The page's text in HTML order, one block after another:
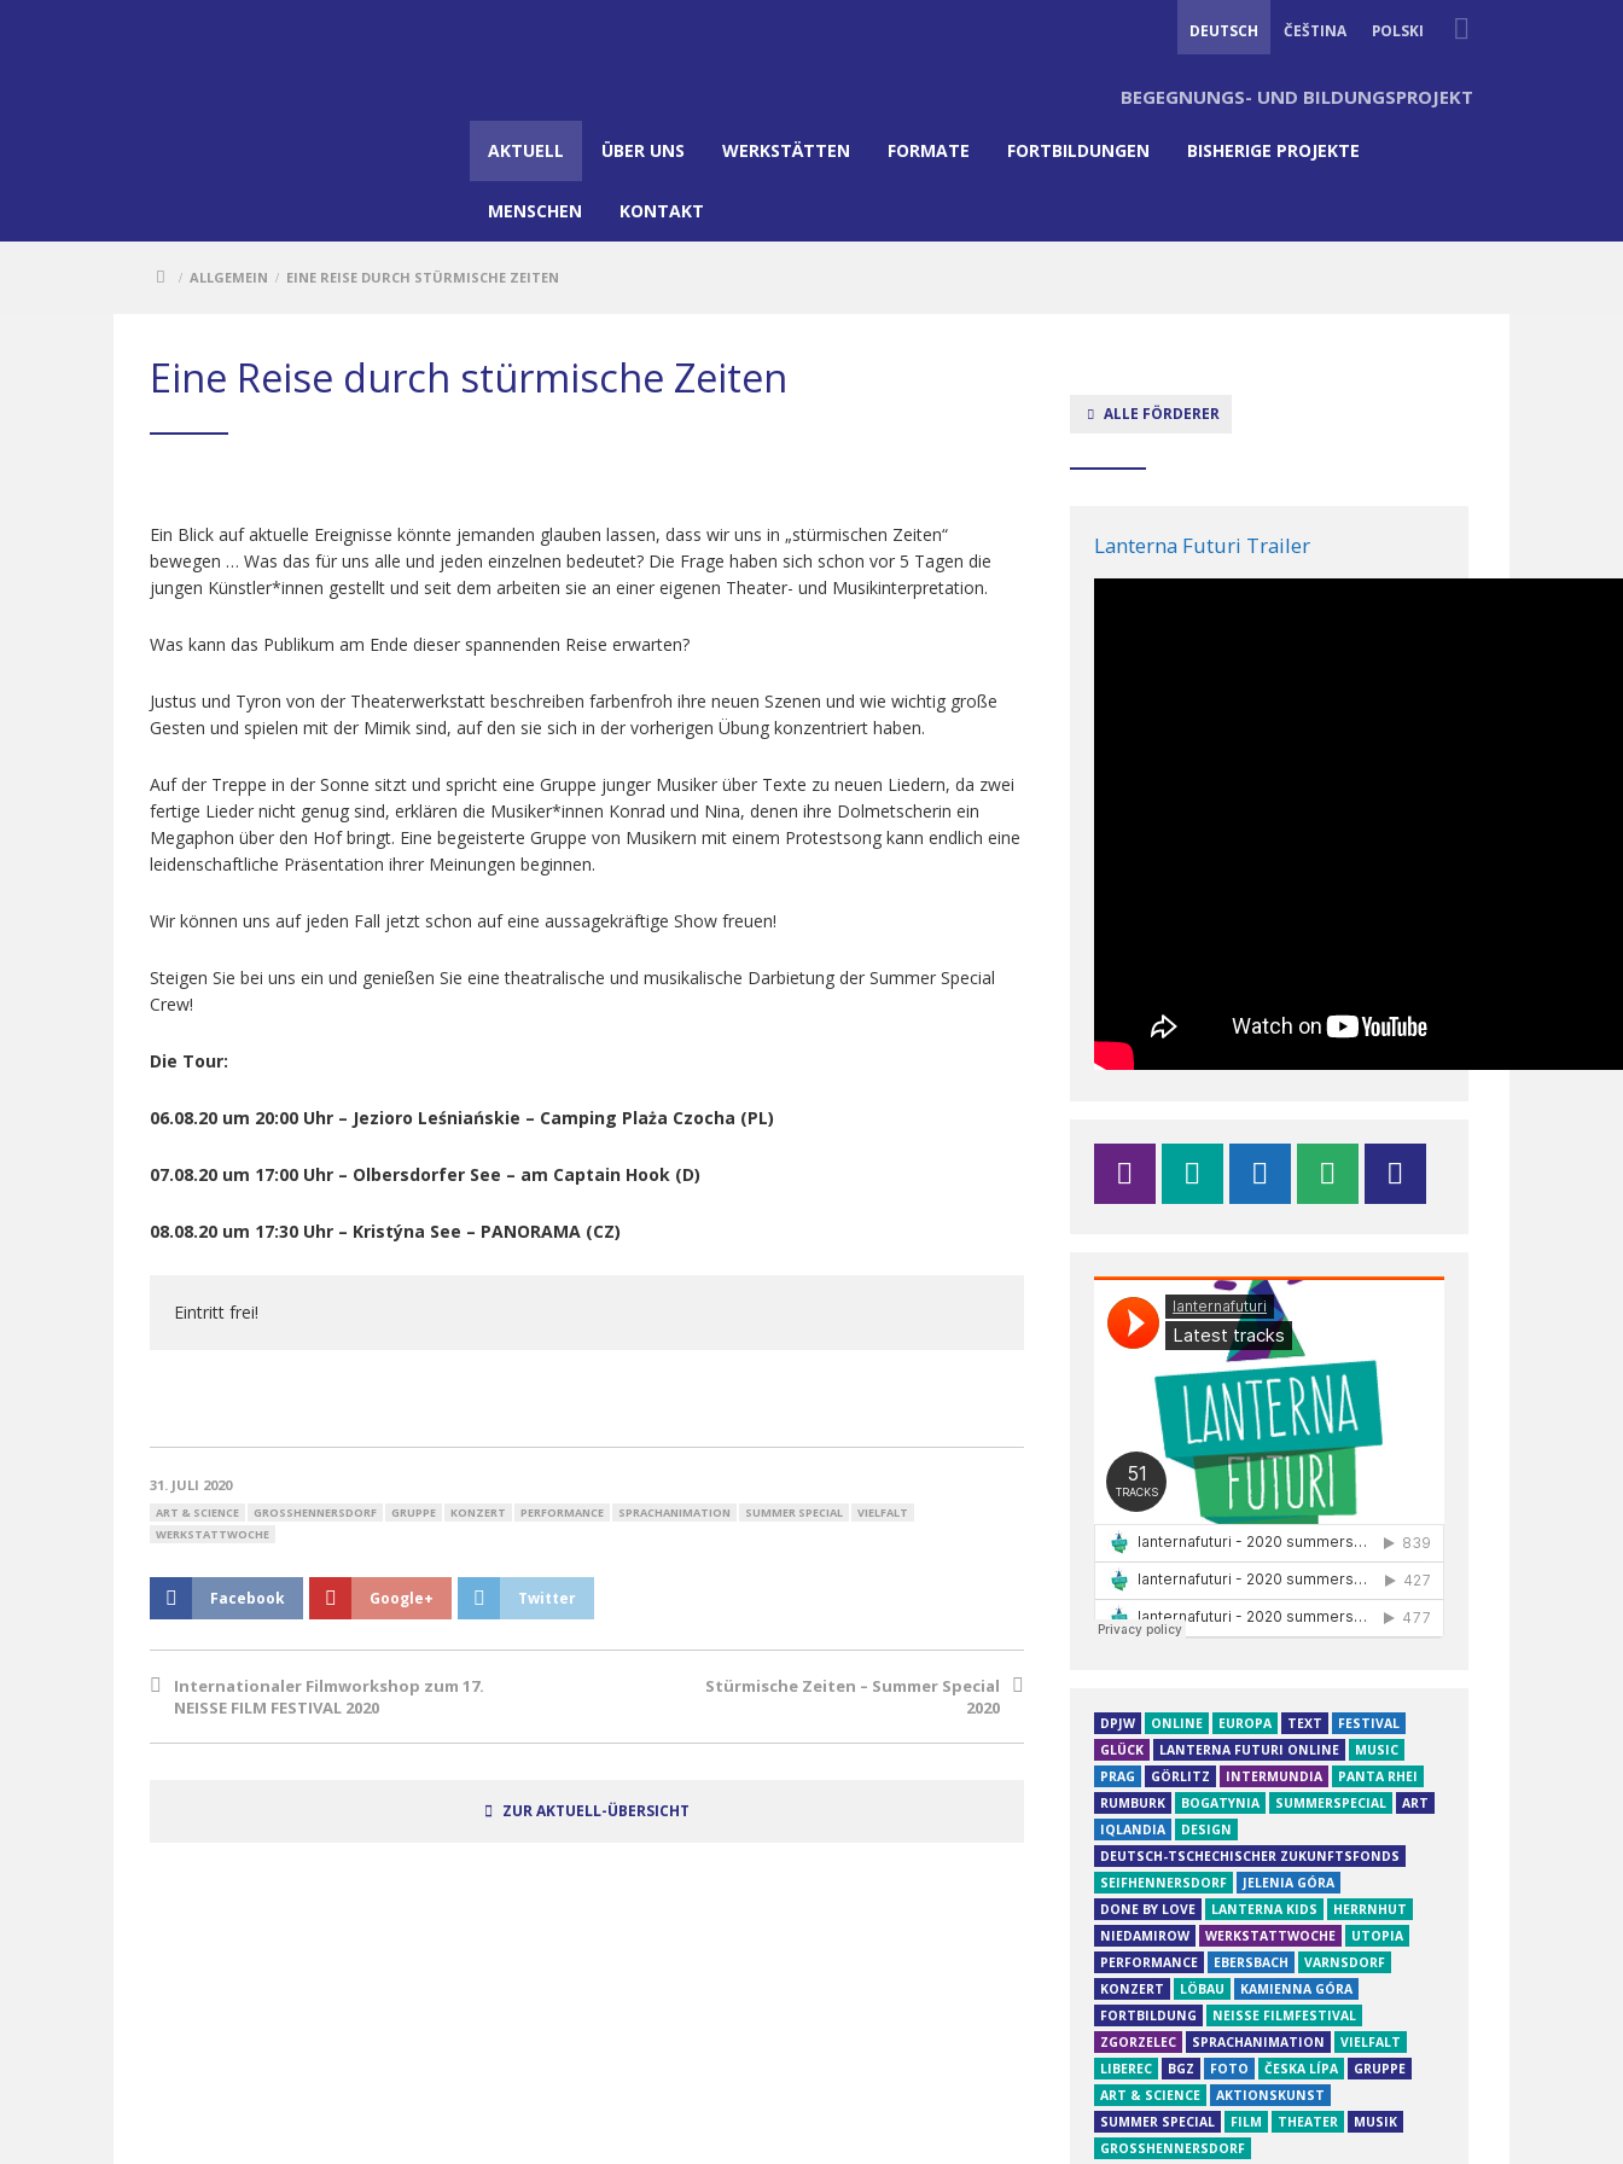
DEUTSCH ČEŠTINA POLSKI
BEGEGNUNGS- UND BILDUNGSPROJEKT
AKTUELL ÜBER UNS WERKSTÄTTEN FORMATE FORTBILDUNGEN BISHERIGE PROJEKTE
MENSCHEN KONTAKT
/ ALLGEMEIN / EINE REISE DURCH STÜRMISCHE ZEITEN
Eine Reise durch stürmische Zeiten
Ein Blick auf aktuelle Ereignisse könnte jemanden glauben lassen, dass wir uns in „stürmischen Zeiten“
bewegen … Was das für uns alle und jeden einzelnen bedeutet? Die Frage haben sich schon vor 5 Tagen die
jungen Künstler*innen gestellt und seit dem arbeiten sie an einer eigenen Theater- und Musikinterpretation.
Was kann das Publikum am Ende dieser spannenden Reise erwarten?
Justus und Tyron von der Theaterwerkstatt beschreiben farbenfroh ihre neuen Szenen und wie wichtig große
Gesten und spielen mit der Mimik sind, auf den sie sich in der vorherigen Übung konzentriert haben.
Auf der Treppe in der Sonne sitzt und spricht eine Gruppe junger Musiker über Texte zu neuen Liedern, da zwei
fertige Lieder nicht genug sind, erklären die Musiker*innen Konrad und Nina, denen ihre Dolmetscherin ein
Megaphon über den Hof bringt. Eine begeisterte Gruppe von Musikern mit einem Protestsong kann endlich eine
leidenschaftliche Präsentation ihrer Meinungen beginnen.
Wir können uns auf jeden Fall jetzt schon auf eine aussagekräftige Show freuen!
Steigen Sie bei uns ein und genießen Sie eine theatralische und musikalische Darbietung der Summer Special
Crew!
Die Tour:
06.08.20 um 20:00 Uhr – Jezioro Leśniańskie – Camping Plaża Czocha (PL)
07.08.20 um 17:00 Uhr – Olbersdorfer See – am Captain Hook (D)
08.08.20 um 17:30 Uhr – Kristýna See – PANORAMA (CZ)
Eintritt frei!
31. JULI 2020
ART & SCIENCE GROSSHENNERSDORF GRUPPE KONZERT PERFORMANCE SPRACHANIMATION SUMMER SPECIAL
VIELFALT
WERKSTATTWOCHE
Facebook Google+ Twitter
Internationaler Filmworkshop zum 17.
NEISSE FILM FESTIVAL 2020
Stürmische Zeiten – Summer Special
2020
ZUR AKTUELL-ÜBERSICHT
ALLE FÖRDERER
Lanterna Futuri Trailer
DPJW ONLINE EUROPA TEXT
FESTIVAL
GLÜCK
LANTERNA FUTURI ONLINE
MUSIC
PRAG
GÖRLITZ INTERMUNDIA
PANTA RHEI
RUMBURK
BOGATYNIA SUMMERSPECIAL
ART
IQLANDIA
DESIGN
DEUTSCH-TSCHECHISCHER ZUKUNFTSFONDS
SEIFHENNERSDORF
JELENIA GÓRA
DONE BY LOVE
LANTERNA KIDS
HERRNHUT
NIEDAMIROW
WERKSTATTWOCHE
UTOPIA
PERFORMANCE
EBERSBACH
VARNSDORF
KONZERT
LÖBAU
KAMIENNA GÓRA
FORTBILDUNG
NEISSE FILMFESTIVAL
ZGORZELEC
SPRACHANIMATION
VIELFALT
LIBEREC
BGZ FOTO ČESKA LÍPA
GRUPPE
ART & SCIENCE
AKTIONSKUNST
SUMMER SPECIAL
FILM THEATER
MUSIK
GROSSHENNERSDORF